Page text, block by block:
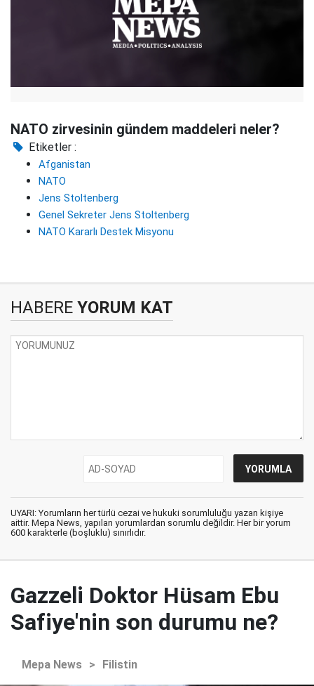
NATO zirvesinin gündem maddeleri neler?
Etiketler :
Afganistan
NATO
Jens Stoltenberg
Genel Sekreter Jens Stoltenberg
NATO Kararlı Destek Misyonu
HABERE YORUM KAT
UYARI: Yorumların her türlü cezai ve hukuki sorumluluğu yazan kişiye
aittir. Mepa News, yapılan yorumlardan sorumlu değildir. Her bir yorum
600 karakterle (boşluklu) sınırlıdır.
Gazzeli Doktor Hüsam Ebu
Safiye'nin son durumu ne?
Mepa News > Filistin